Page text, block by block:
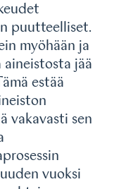
puutteelliset.
myöhään ja
jää
estää
vakavasti sen
vuoksi